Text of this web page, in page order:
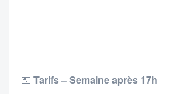
💶 Tarifs – Semaine après 17h